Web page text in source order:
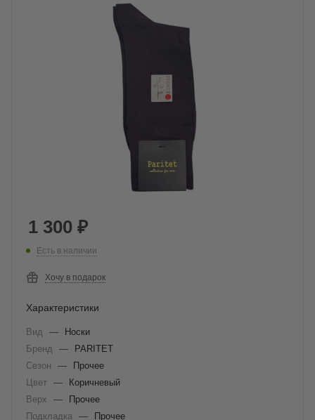
1 300 ₽
Есть в наличии
Хочу в подарок
Характеристики
Вид —
Носки
Бренд
—
PARITET
Сезон
—
Прочее
Цвет —
Коричневый
Верх
—
Прочее
Подкладка
—
Прочее